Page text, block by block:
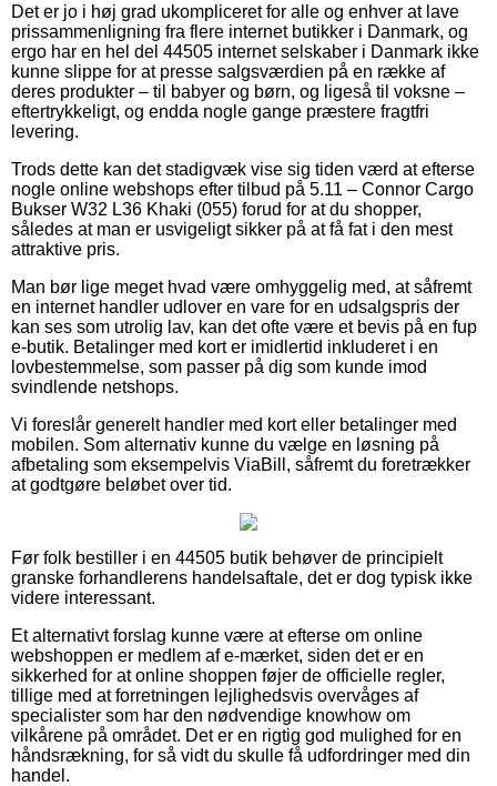
Det er jo i høj grad ukompliceret for alle og enhver at lave
prissammenligning fra flere internet butikker i Danmark, og
ergo har en hel del 44505 internet selskaber i Danmark ikke
kunne slippe for at presse salgsværdien på en række af
deres produkter – til babyer og børn, og ligeså til voksne –
eftertrykkeligt, og endda nogle gange præstere fragtfri
levering.
Trods dette kan det stadigvæk vise sig tiden værd at efterse
nogle online webshops efter tilbud på 5.11 – Connor Cargo
Bukser W32 L36 Khaki (055) forud for at du shopper,
således at man er usvigeligt sikker på at få fat i den mest
attraktive pris.
Man bør lige meget hvad være omhyggelig med, at såfremt
en internet handler udlover en vare for en udsalgspris der
kan ses som utrolig lav, kan det ofte være et bevis på en fup
e-butik. Betalinger med kort er imidlertid inkluderet i en
lovbestemmelse, som passer på dig som kunde imod
svindlende netshops.
Vi foreslår generelt handler med kort eller betalinger med
mobilen. Som alternativ kunne du vælge en løsning på
afbetaling som eksempelvis ViaBill, såfremt du foretrækker
at godtgøre beløbet over tid.
Før folk bestiller i en 44505 butik behøver de principielt
granske forhandlerens handelsaftale, det er dog typisk ikke
videre interessant.
Et alternativt forslag kunne være at efterse om online
webshoppen er medlem af e-mærket, siden det er en
sikkerhed for at online shoppen føjer de officielle regler,
tillige med at forretningen lejlighedsvis overvåges af
specialister som har den nødvendige knowhow om
vilkårene på området. Det er en rigtig god mulighed for en
håndsrækning, for så vidt du skulle få udfordringer med din
handel.